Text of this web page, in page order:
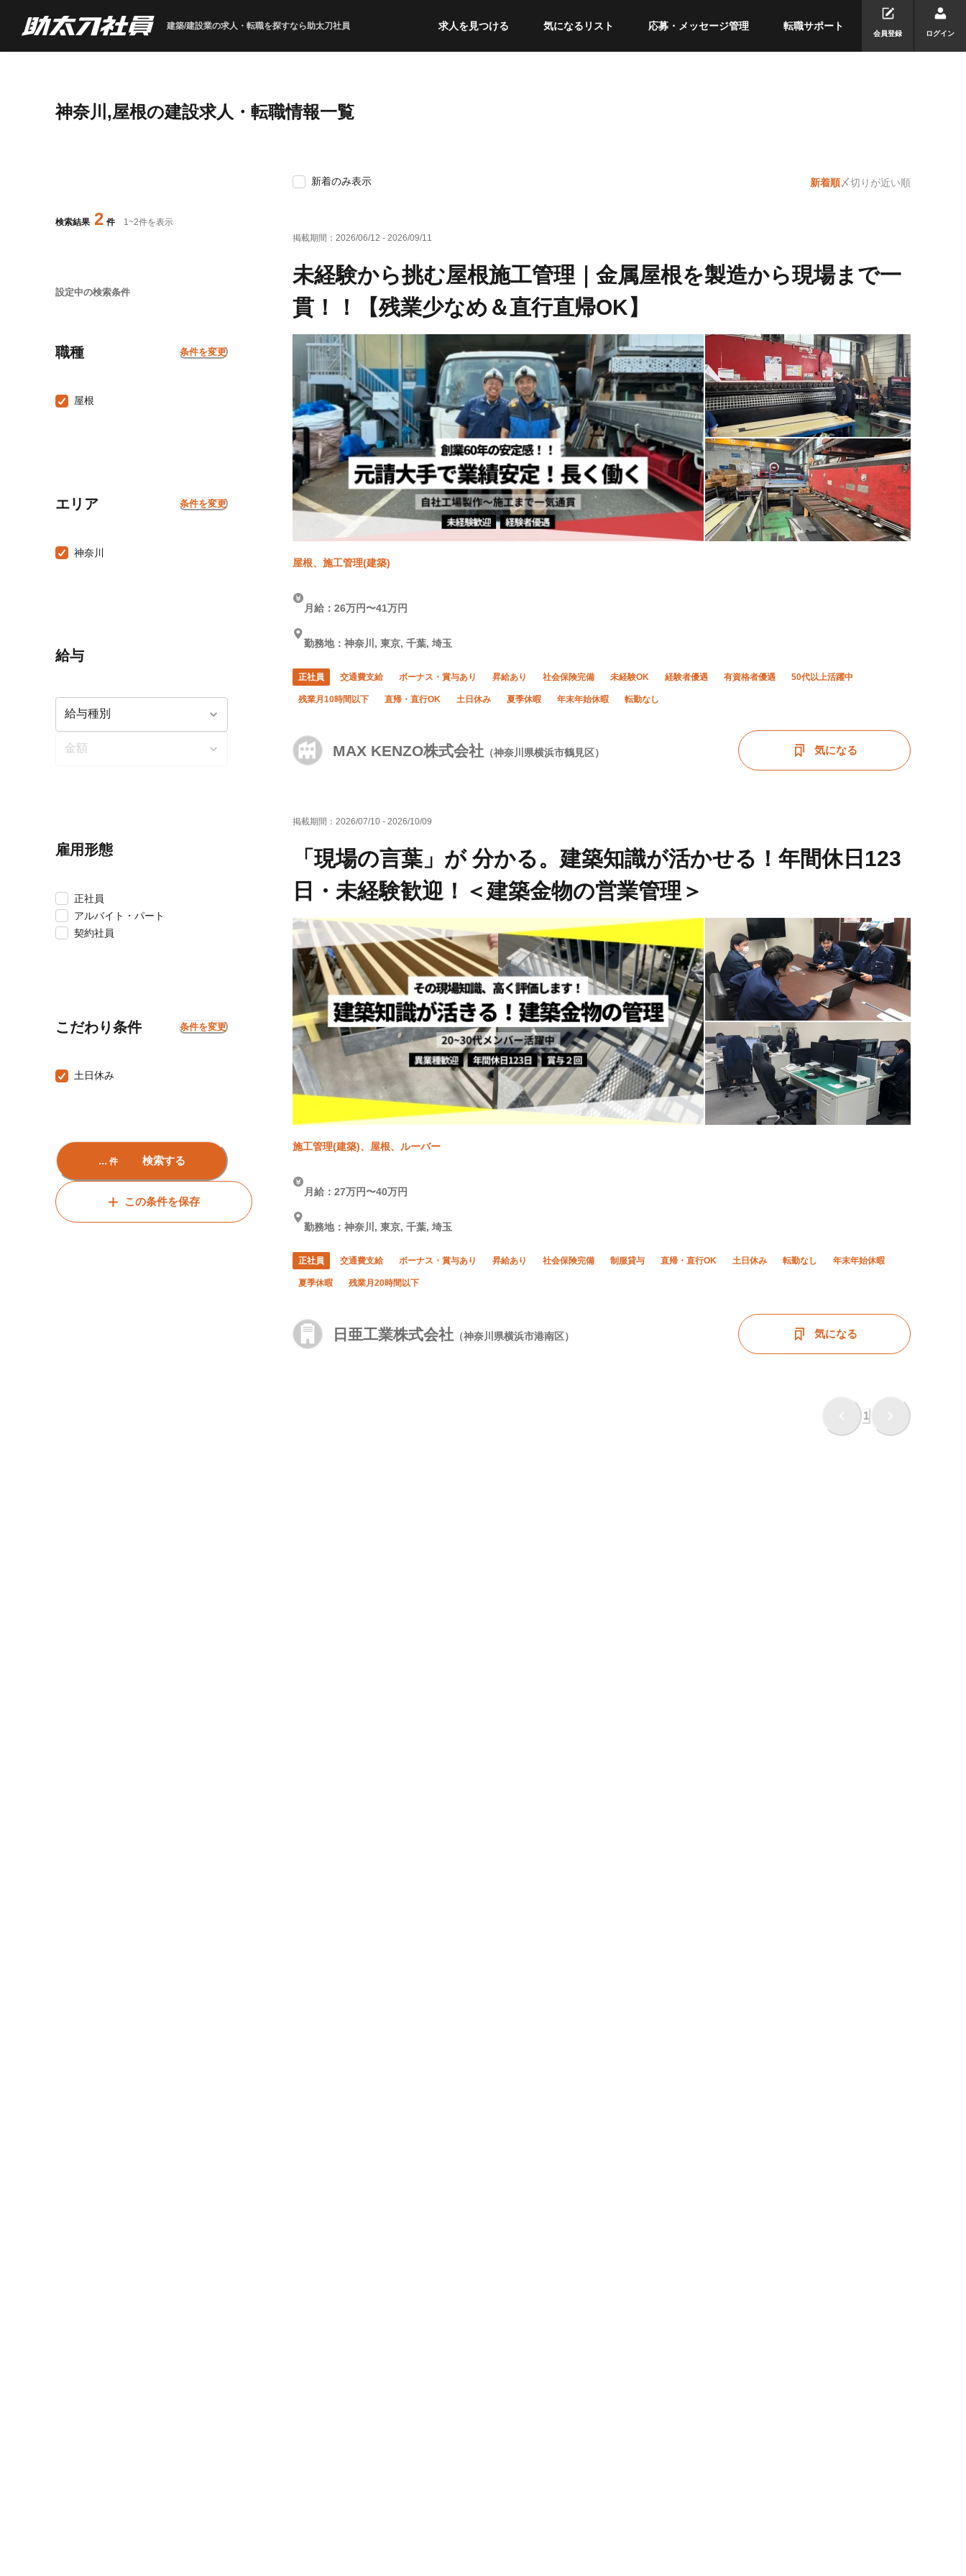
建築/建設業の求人・転職を探すなら助太刀社員 求人を見つける 気になるリスト 応募・メッセージ管理 転職サポート
会員登録 ログイン
神奈川,屋根の建設求人・転職情報一覧
検索結果 2 件 1~2件を表示
設定中の検索条件
職種 条件を変更
屋根
エリア 条件を変更
神奈川
給与
雇用形態
正社員
アルバイト・パート
契約社員
こだわり条件 条件を変更
土日休み
... 件 検索する
この条件を保存
新着のみ表示 新着順〆切りが近い順
掲載期間： 2026/06/12 - 2026/09/11
屋根、施工管理(建築)
未経験から挑む屋根施工管理｜金属屋根を製造から現場まで一
貫！！【残業少なめ＆直行直帰OK】
MAX KENZO株式会社 （神奈川県横浜市鶴見区）
月給：26万円〜41万円
勤務地：神奈川, 東京, 千葉, 埼玉
正社員 交通費支給 ボーナス・賞与あり 昇給あり 社会保険完備 未経験OK 経験者優遇 有資格者優遇 50代以上活躍中
残業月10時間以下 直帰・直行OK 土日休み 夏季休暇 年末年始休暇 転勤なし
気になる
掲載期間： 2026/07/10 - 2026/10/09
施工管理(建築)、屋根、ルーバー
「現場の言葉」が 分かる。建築知識が活かせる！年間休日123
日・未経験歓迎！＜建築金物の営業管理＞
日亜工業株式会社 （神奈川県横浜市港南区）
月給：27万円〜40万円
勤務地：神奈川, 東京, 千葉, 埼玉
正社員 交通費支給 ボーナス・賞与あり 昇給あり 社会保険完備 制服貸与 直帰・直行OK 土日休み 転勤なし 年末年始休暇
夏季休暇 残業月20時間以下
気になる
1